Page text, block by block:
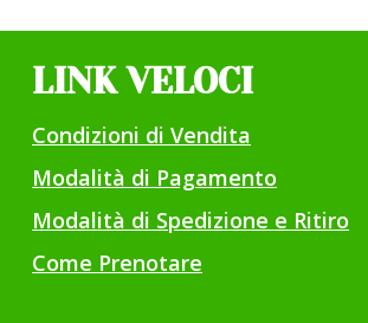
LINK VELOCI
Condizioni di Vendita
Modalità di Pagamento
Modalità di Spedizione e Ritiro
Come Prenotare